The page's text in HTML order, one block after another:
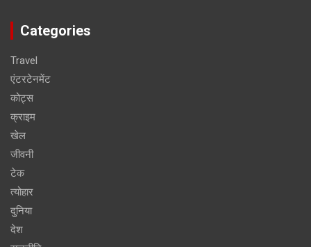
Categories
Travel
एंटरटेनमेंट
कोट्स
क्राइम
खेल
जीवनी
टेक
त्योहार
दुनिया
देश